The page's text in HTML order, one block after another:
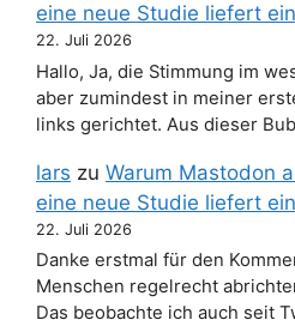
eine neue Studie liefert
22. Juli 2026
Hallo, Ja, die Stimmung im
aber zumindest in meiner
links gerichtet. Aus dieser
lars zu Warum Mastodon
eine neue Studie liefert
22. Juli 2026
Danke erstmal für den
Menschen regelrecht
Das beobachte ich auch seit